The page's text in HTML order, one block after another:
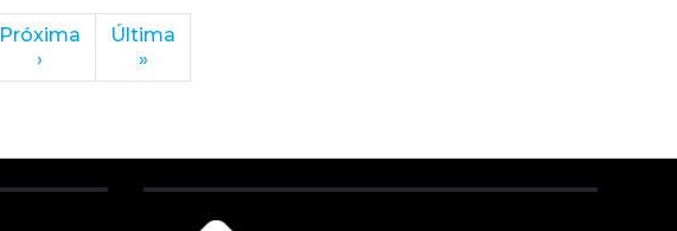
Próxima
›
Última
»